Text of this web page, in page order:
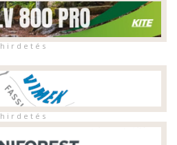
h i r d e t é s
h i r d e t é s